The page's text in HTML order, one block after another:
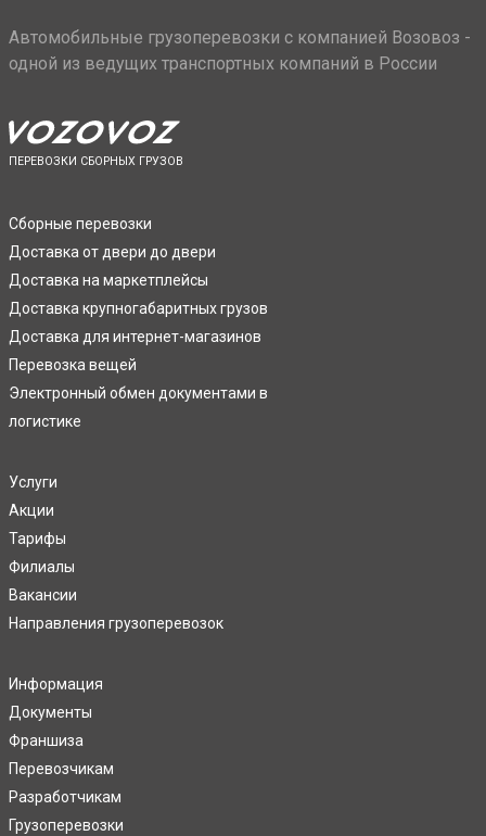
Автомобильные грузоперевозки с компанией Возовоз -
одной из ведущих транспортных компаний в России
ПЕРЕВОЗКИ СБОРНЫХ ГРУЗОВ
Сборные перевозки
Доставка от двери до двери
Доставка на маркетплейсы
Доставка крупногабаритных грузов
Доставка для интернет-магазинов
Перевозка вещей
Электронный обмен документами в
логистике
Услуги
Акции
Тарифы
Филиалы
Вакансии
Направления грузоперевозок
Информация
Документы
Франшиза
Перевозчикам
Разработчикам
Грузоперевозки